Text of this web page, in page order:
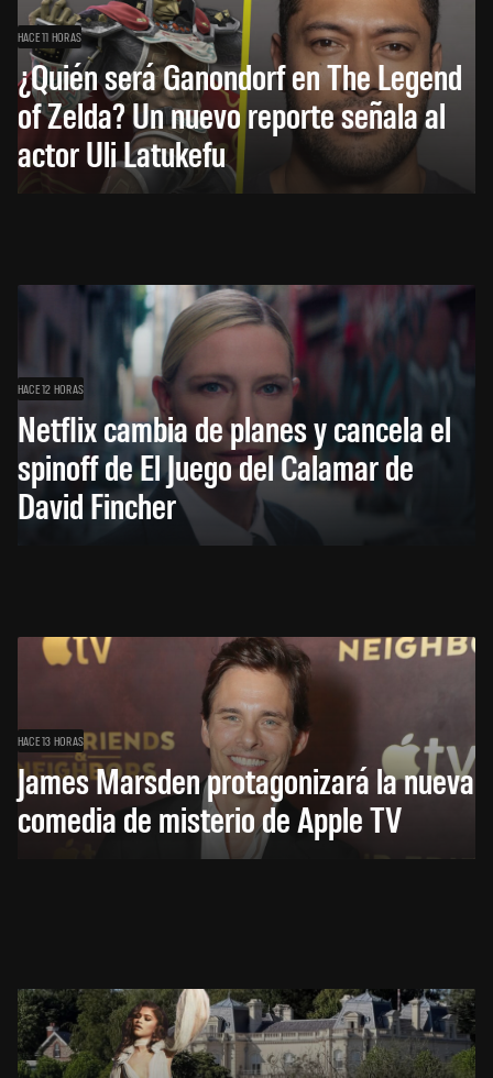
HACE 11 HORAS
¿Quién será Ganondorf en The Legend
of Zelda? Un nuevo reporte señala al
actor Uli Latukefu
HACE 12 HORAS
Netflix cambia de planes y cancela el
spinoff de El Juego del Calamar de
David Fincher
HACE 13 HORAS
James Marsden protagonizará la nueva
comedia de misterio de Apple TV